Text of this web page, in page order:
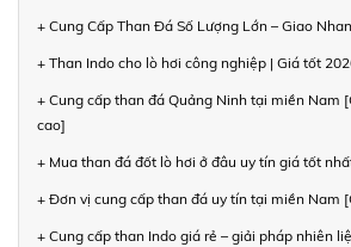
+ Cung Cấp Than Đá Số Lượng Lớn – Giao
+ Than Indo cho lò hơi công nghiệp | Giá tốt
+ Cung cấp than đá Quảng Ninh tại miền Nam
cao]
+ Mua than đá đốt lò hơi ở đâu uy tín giá tốt
+ Đơn vị cung cấp than đá uy tín tại miền Nam
+ Cung cấp than Indo giá rẻ – giải pháp nhiên